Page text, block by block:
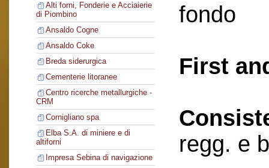
Alti forni, Fonderie e Acciaierie
di Piombino
Ansaldo Cogne
Ansaldo Coke
Breda siderurgica
Cementerie litoranee
Centro ricerche metallurgiche -
CRM
Cornigliano spa
Elba S.A. di miniere e di
altiforni
Impresa Sebina di navigazione
fondo
First
regg. e